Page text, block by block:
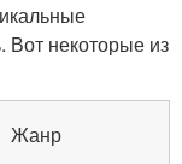
Вот некоторые из
Жанр